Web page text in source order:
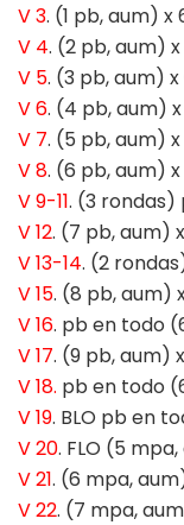
V 3. (1 pb, aum) x
V 4. (2 pb, aum)
V 5. (3 pb, aum)
V 6. (4 pb, aum)
V 7. (5 pb, aum)
V 8. (6 pb, aum)
V 9-11. (3
V 12. (7 pb, aum)
V 13-14. (2
V 15. (8 pb, aum)
V 16. pb en todo
V 17. (9 pb, aum)
V 18. pb en todo
V 19. BLO pb en
V 20. FLO (5
V 21. (6 mpa,
V 22. (7 mpa,